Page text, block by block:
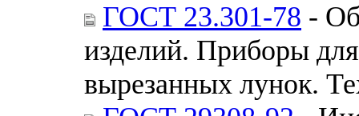
ГОСТ 23.301-78 -
изделий. Приборы
вырезанных лунок.